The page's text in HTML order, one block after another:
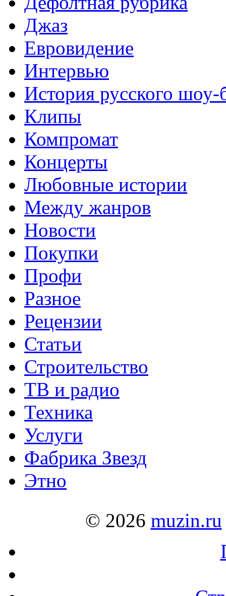
Джаз
Евровидение
Интервью
История русского шоу-
Клипы
Компромат
Концерты
Любовные истории
Между жанров
Новости
Покупки
Профи
Разное
Рецензии
Статьи
Строительство
ТВ и радио
Техника
Услуги
Фабрика Звезд
Этно
© 2026 muzin.ru